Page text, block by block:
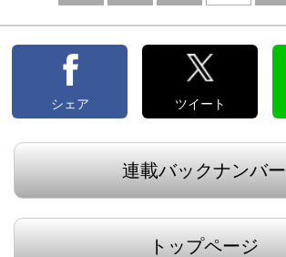
へ
シェア ツイート
連載バックナンバー
トップページ